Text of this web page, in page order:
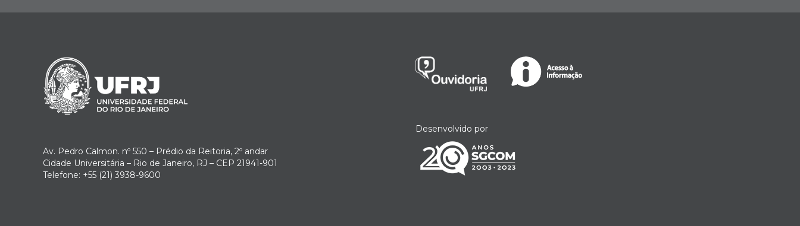
Av. Pedro Calmon. nº 550 – Prédio da Reitoria, 2º andar
Cidade Universitária – Rio de Janeiro, RJ – CEP 21941-901
Telefone: +55 (21) 3938-9600
Desenvolvido por